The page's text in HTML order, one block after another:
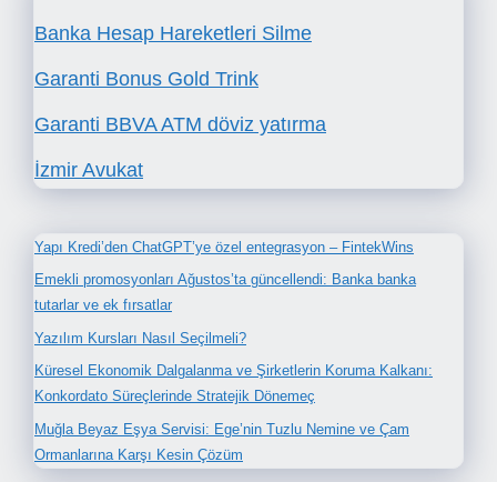
Banka Hesap Hareketleri Silme
Garanti Bonus Gold Trink
Garanti BBVA ATM döviz yatırma
İzmir Avukat
Yapı Kredi’den ChatGPT’ye özel entegrasyon – FintekWins
Emekli promosyonları Ağustos’ta güncellendi: Banka banka
tutarlar ve ek fırsatlar
Yazılım Kursları Nasıl Seçilmeli?
Küresel Ekonomik Dalgalanma ve Şirketlerin Koruma Kalkanı:
Konkordato Süreçlerinde Stratejik Dönemeç
Muğla Beyaz Eşya Servisi: Ege’nin Tuzlu Nemine ve Çam
Ormanlarına Karşı Kesin Çözüm